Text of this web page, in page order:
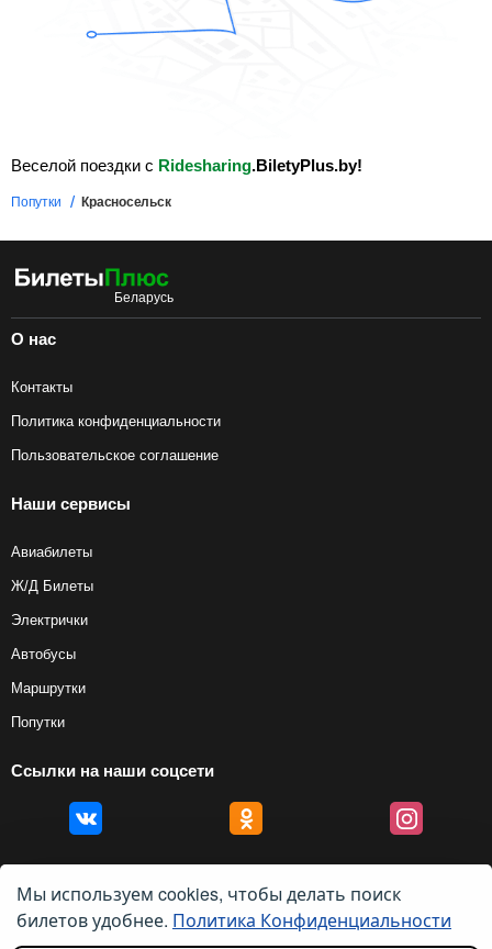
Веселой поездки с Ridesharing.BiletyPlus.by!
Попутки Красносельск
О нас
Контакты
Политика конфиденциальности
Пользовательское соглашение
Наши сервисы
Авиабилеты
Ж/Д Билеты
Электрички
Автобусы
Маршрутки
Попутки
Ссылки на наши соцсети
© 2012 — 2026, Biletyplus, ООО «Инновэйтив Трэвел Текнолоджиз». Все
права защищены. Использование этого сайта означает принятие правил
Мы используем cookies, чтобы делать поиск
билетов удобнее. Политика Конфиденциальности